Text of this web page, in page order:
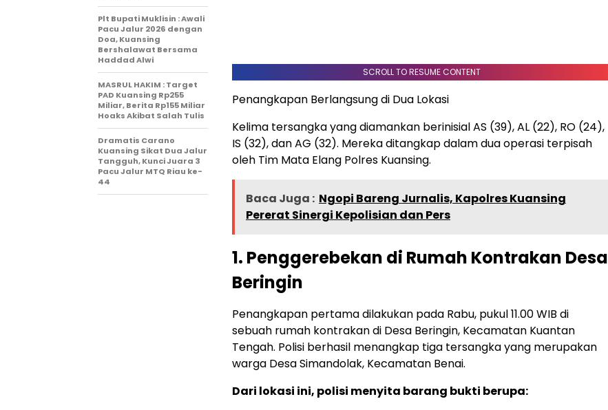
SCROLL TO RESUME CONTENT
Penangkapan Berlangsung di Dua Lokasi
Kelima tersangka yang diamankan berinisial AS (39), AL (22), RO (24),
IS (32), dan AG (32). Mereka ditangkap dalam dua operasi terpisah
oleh Tim Mata Elang Polres Kuansing.
Baca Juga : Ngopi Bareng Jurnalis, Kapolres Kuansing
Pererat Sinergi Kepolisian dan Pers
1. Penggerebekan di Rumah Kontrakan Desa
Beringin
Penangkapan pertama dilakukan pada Rabu, pukul 11.00 WIB di
sebuah rumah kontrakan di Desa Beringin, Kecamatan Kuantan
Tengah. Polisi berhasil menangkap tiga tersangka yang merupakan
warga Desa Simandolak, Kecamatan Benai.
Dari lokasi ini, polisi menyita barang bukti berupa:
Plt Bupati Muklisin : Awali
Pacu Jalur 2026 dengan
Doa, Kuansing
Bershalawat Bersama
Haddad Alwi
MASRUL HAKIM : Target
PAD Kuansing Rp255
Miliar, Berita Rp155 Miliar
Hoaks Akibat Salah Tulis
Dramatis Carano
Kuansing Sikat Dua Jalur
Tangguh, Kunci Juara 3
Pacu Jalur MTQ Riau ke-
44